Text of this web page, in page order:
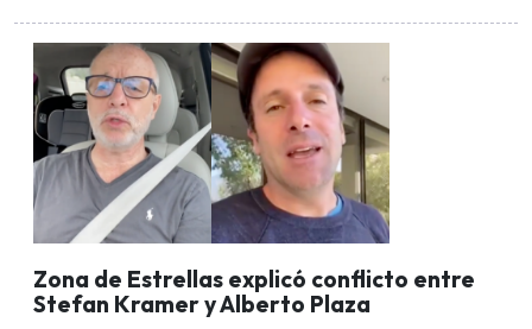
Zona de Estrellas explicó conflicto entre
Stefan Kramer y Alberto Plaza